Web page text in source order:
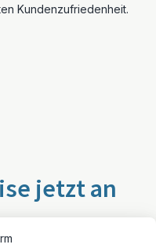
Kundenzufriedenheit.
jetzt an